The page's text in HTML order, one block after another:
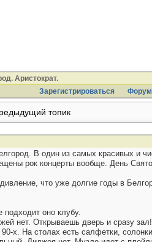
Аристократ.
Зарегистрироваться
топик
В один из самых красивых и
рок концерты вообще. День
что уже долгие годы в
подходит оно клубу.
нет. Открываешь дверь и сразу зал!
х. На столах есть салфетки,